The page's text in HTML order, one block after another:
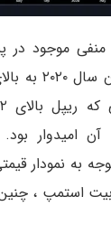
موجود در
امیدوار بود.
توجه به نمودار
استمپ ،